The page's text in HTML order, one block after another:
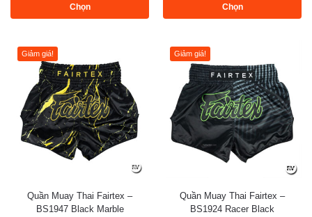
Chọn Chọn
Giảm giá!
Quần Muay Thai Fairtex –
BS1947 Black Marble
Giảm giá!
Quần Muay Thai Fairtex –
BS1924 Racer Black